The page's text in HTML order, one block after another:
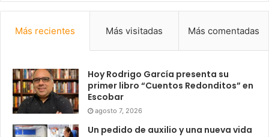
Más recientes Más visitadas Más comentadas
Hoy Rodrigo García presenta su
primer libro “Cuentos Redonditos” en
Escobar
agosto 7, 2026
Un pedido de auxilio y una nueva vida